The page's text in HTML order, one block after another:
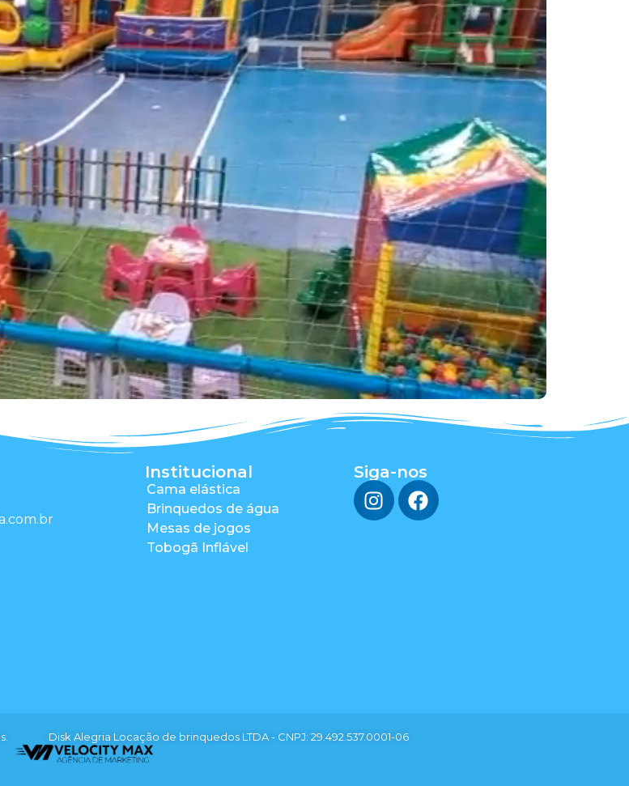
Institucional
Cama elástica
Brinquedos de água
Mesas de jogos
Tobogã Inflável
Siga-nos
Disk Alegria Locação de brinquedos LTDA - CNPJ: 29.492.537.0001-06